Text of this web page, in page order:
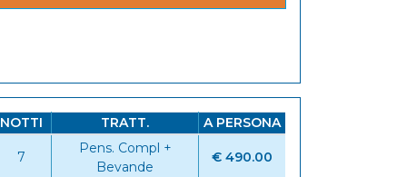
NOTTI TRATT. A PERSONA
7
Pens. Compl +
Bevande
€ 490.00